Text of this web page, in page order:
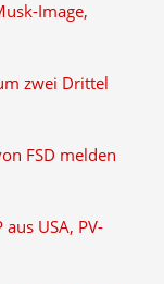
Image,
zwei Drittel
FSD melden
USA, PV-